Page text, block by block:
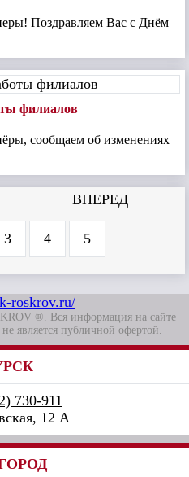
Поздравляем Вас с Днём
филиалов
сообщаем об изменениях
3 4 5
ВПЕРЕД
®. Вся информация на сайте
является публичной офертой.
730-911
12 А